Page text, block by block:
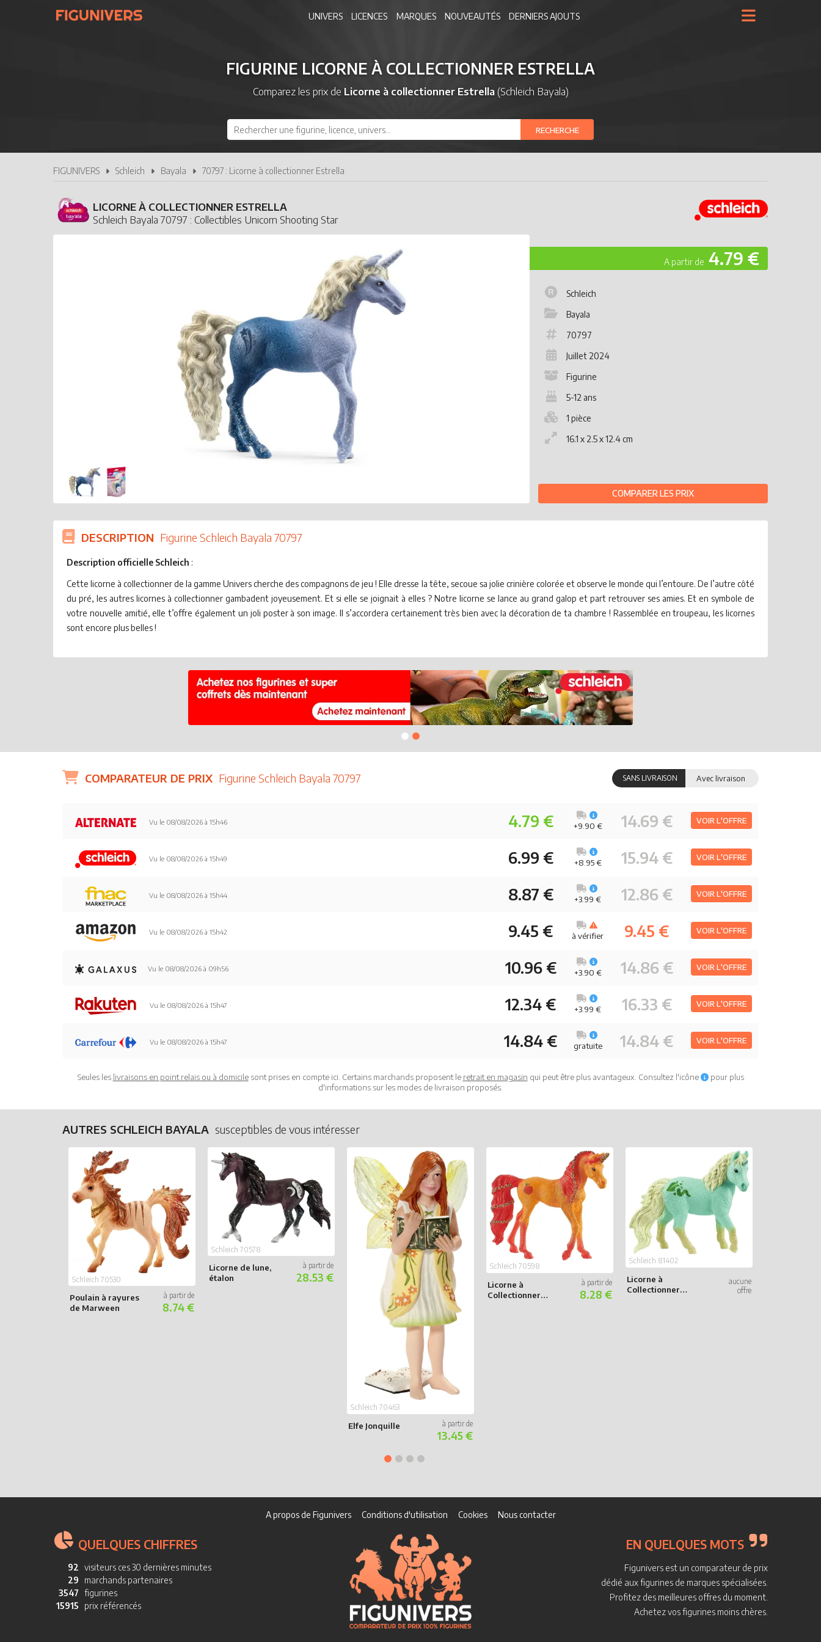
UNIVERS LICENCES MARQUES NOUVEAUTÉS DERNIERS AJOUTS
FIGURINE LICORNE À COLLECTIONNER ESTRELLA
Comparez les prix de Licorne à collectionner Estrella(Schleich Bayala)
RECHERCHE
FIGUNIVERS Schleich Bayala 70797 : Licorne à collectionner Estrella
LICORNE À COLLECTIONNER ESTRELLA
Schleich Bayala 70797 : Collectibles Unicorn Shooting Star
4.79 €
Schleich
Bayala
70797
Juillet 2024
Figurine
5-12 ans
1 pièce
16.1 x 2.5 x 12.4 cm
COMPARER LES PRIX
DESCRIPTION Figurine Schleich Bayala 70797
Description officielle Schleich :
Cette licorne à collectionner de la gamme Univers cherche des compagnons de jeu ! Elle dresse la tête, secoue sa jolie crinière colorée et observe le monde qui l’entoure. De l’autre côté
du pré, les autres licornes à collectionner gambadent joyeusement. Et si elle se joignait à elles ? Notre licorne se lance au grand galop et part retrouver ses amies. Et en symbole de
votre nouvelle amitié, elle t’offre également un joli poster à son image. Il s’accordera certainement très bien avec la décoration de ta chambre ! Rassemblée en troupeau, les licornes
sont encore plus belles !
COMPARATEUR DE PRIX Figurine Schleich Bayala 70797 SANS LIVRAISON Avec livraison
Vu le 08/08/2026 à 15h46 4.79 € 14.69 € VOIR L'OFFRE
+9.90 €
Vu le 08/08/2026 à 15h49 6.99 € 15.94 € VOIR L'OFFRE
+8.95 €
Vu le 08/08/2026 à 15h44 8.87 € 12.86 € VOIR L'OFFRE
+3.99 €
Vu le 08/08/2026 à 15h42 9.45 € 9.45 € VOIR L'OFFRE
à vérifier
Vu le 08/08/2026 à 09h56 10.96 € 14.86 € VOIR L'OFFRE
+3.90 €
Vu le 08/08/2026 à 15h47 12.34 € 16.33 € VOIR L'OFFRE
+3.99 €
Vu le 08/08/2026 à 15h47 14.84 € 14.84 € VOIR L'OFFRE
gratuite
Seules les livraisons en point relais ou à domicilesont prises en compte ici. Certains marchands proposent le retrait en magasin qui peut être plus avantageux. Consultez l'icône
pour plus
d'informations sur les modes de livraison proposés.
AUTRES SCHLEICH BAYALA susceptibles de vous intéresser
Poulain à rayures
de Marween
Schleich 70530
8.74 €
Licorne de lune,
étalon
Schleich 70578
28.53 €
Elfe Jonquille
Schleich 70463
13.45 €
Licorne à
Collectionner
Schleich 70598
8.28 €
Licorne à
Collectionner
Schleich 81402
A propos de Figunivers Conditions d'utilisation Cookies Nous contacter
EN QUELQUES MOTS
Figunivers est un comparateur de prix
dédié aux figurines de marques spécialisées.
Profitez des meilleures offres du moment.
Achetez vos figurines moins chères.
QUELQUES CHIFFRES
92 visiteurs ces 30 dernières minutes
29
marchands partenaires
3547 figurines
15915
prix référencés